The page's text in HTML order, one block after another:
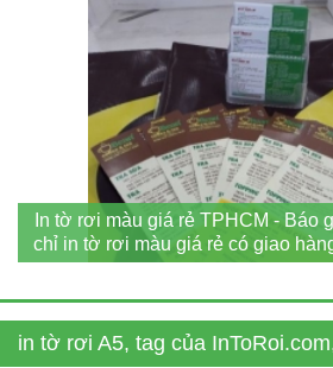
In tờ rơi màu giá rẻ TPHCM - Báo
chỉ in tờ rơi màu giá rẻ có giao
in tờ rơi A5, tag của